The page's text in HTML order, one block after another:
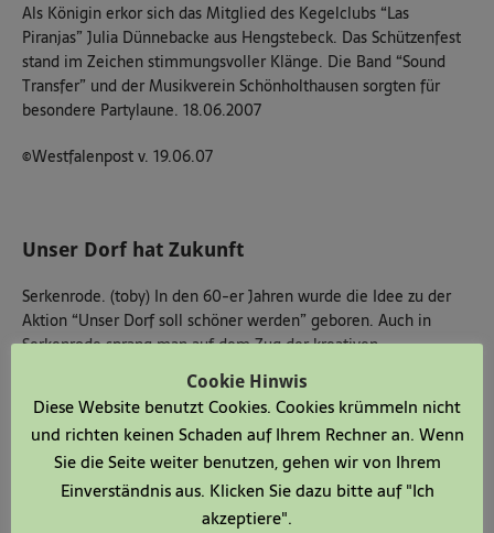
Als Königin erkor sich das Mitglied des Kegelclubs “Las
Piranjas” Julia Dünnebacke aus Hengstebeck. Das Schützenfest
stand im Zeichen stimmungsvoller Klänge. Die Band “Sound
Transfer” und der Musikverein Schönholthausen sorgten für
besondere Partylaune. 18.06.2007
©Westfalenpost v. 19.06.07
Unser Dorf hat Zukunft
Serkenrode. (toby) In den 60-er Jahren wurde die Idee zu der
Aktion “Unser Dorf soll schöner werden” geboren. Auch in
Serkenrode sprang man auf dem Zug der kreativen
Ortgestaltung mit auf. Die katastrophalen Zustände der
Ortsdurchfahrt machten weitern Planungen einen Strich durch
die Rechnung vom blühenden Dorf. Die Schotterpiste gehört
mittlerweile der Vergangenheit, das Leben an der Fretterstraße
ist neu erwacht. “Wir haben immer gesagt, dass wir nach der
Straßenrenovierung wieder am Wettbewerb teilnehmen.”
Werner Hüttemann erinnert sich an die Aktivitäten seines
Cookie Hinwis
Diese Website benutzt Cookies. Cookies krümmeln nicht
und richten keinen Schaden auf Ihrem Rechner an. Wenn
Sie die Seite weiter benutzen, gehen wir von Ihrem
Einverständnis aus. Klicken Sie dazu bitte auf "Ich
akzeptiere".